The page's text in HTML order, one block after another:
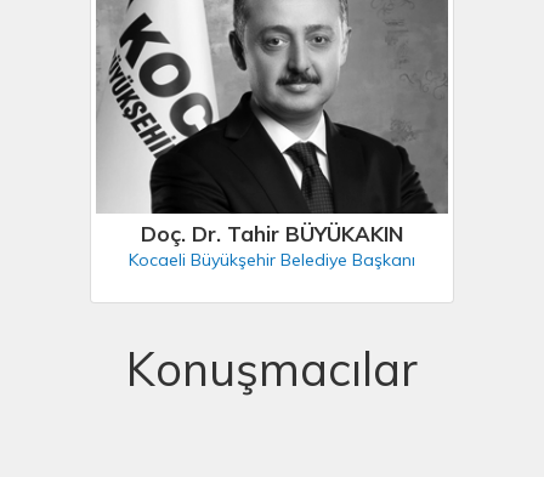
Doç. Dr. Tahir BÜYÜKAKIN
Kocaeli Büyükşehir Belediye Başkanı
Konuşmacılar